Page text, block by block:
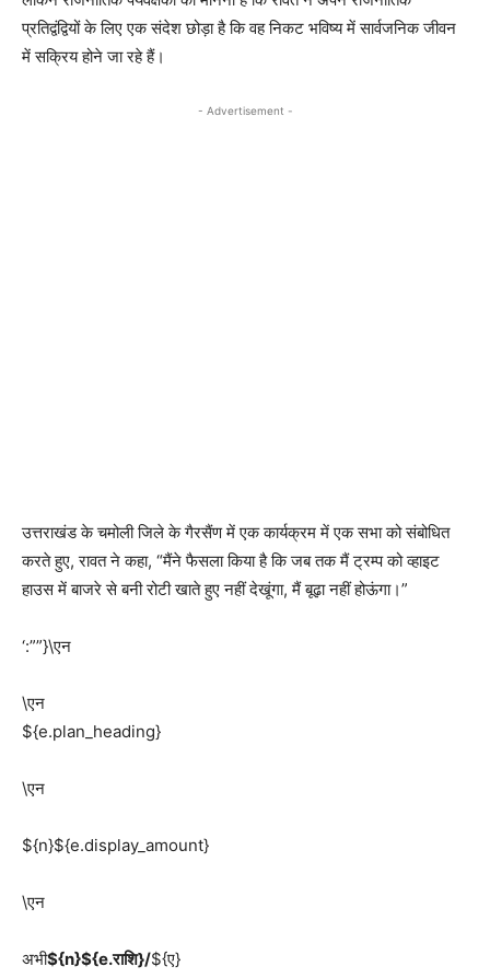
प्रतिद्वंद्वियों के लिए एक संदेश छोड़ा है कि वह निकट भविष्य में सार्वजनिक जीवन
में सक्रिय होने जा रहे हैं।
- Advertisement -
उत्तराखंड के चमोली जिले के गैरसैंण में एक कार्यक्रम में एक सभा को संबोधित
करते हुए, रावत ने कहा, “मैंने फैसला किया है कि जब तक मैं ट्रम्प को व्हाइट
हाउस में बाजरे से बनी रोटी खाते हुए नहीं देखूंगा, मैं बूढ़ा नहीं होऊंगा।”
‘:””}\एन
\एन
${e.plan_heading}
\एन
${n}${e.display_amount}
\एन
अभी${n}${e.राशि}/${ए}